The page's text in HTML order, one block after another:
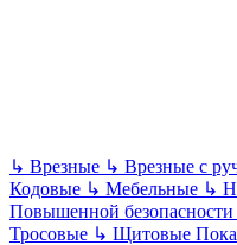
↳ Врезные ↳ Врезные с
Кодовые ↳ Мебельные ↳
Повышенной безопасности
Тросовые ↳ Щитовые